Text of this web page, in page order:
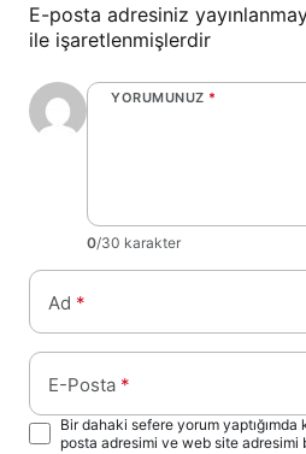
E-posta adresiniz
ile işaretlenmişlerdir
YORUMUNUZ *
0/30 karakter
Ad *
E-Posta *
Bir dahaki sefere yorum yaptığımda
posta adresimi ve web site adresimi